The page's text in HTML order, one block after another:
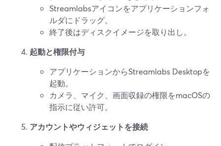
Streamlabsアイコンをアプリケーションフォ
ルダにドラッグ。
終了後はディスクイメージを取り出し。
起動と権限付与
アプリケーションからStreamlabs Desktopを
起動。
カメラ、マイク、画面収録の権限をmacOSの
指示に従い許可。
アカウントやウィジェットを接続